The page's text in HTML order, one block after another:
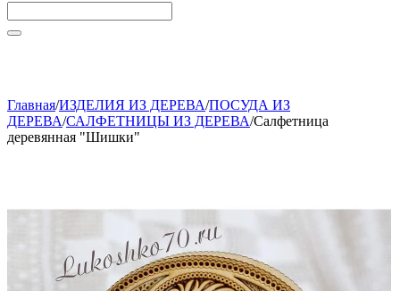
Главная/ИЗДЕЛИЯ ИЗ ДЕРЕВА/ПОСУДА ИЗ
ДЕРЕВА/САЛФЕТНИЦЫ ИЗ ДЕРЕВА/Салфетница
деревянная "Шишки"